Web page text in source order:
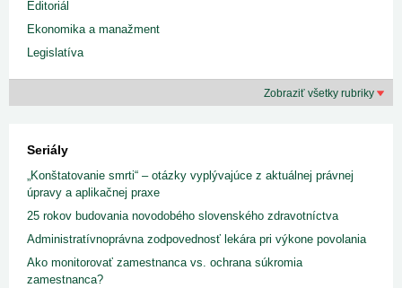
Editoriál
Ekonomika a manažment
Legislatíva
Zobraziť všetky rubriky
Seriály
„Konštatovanie smrti“ – otázky vyplývajúce z aktuálnej právnej
úpravy a aplikačnej praxe
25 rokov budovania novodobého slovenského zdravotníctva
Administratívnoprávna zodpovednosť lekára pri výkone povolania
Ako monitorovať zamestnanca vs. ochrana súkromia
zamestnanca?